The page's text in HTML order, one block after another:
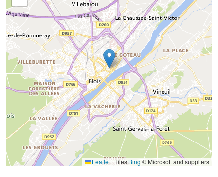
Leaflet|TilesBing © Microsoft and suppliers